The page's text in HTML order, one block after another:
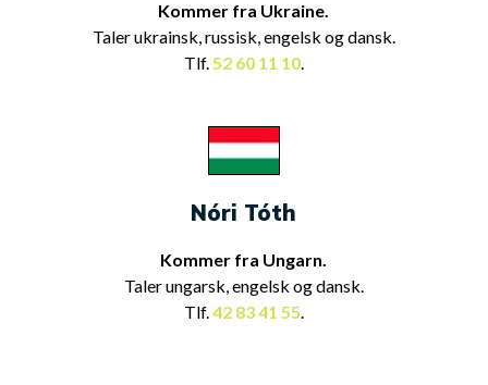
Kommer fra Ukraine.
Taler ukrainsk, russisk, engelsk og dansk.
Tlf.52 60 11 10.
Nóri Tóth
Kommer fra Ungarn.
Taler ungarsk, engelsk og dansk.
Tlf.42 83 41 55.